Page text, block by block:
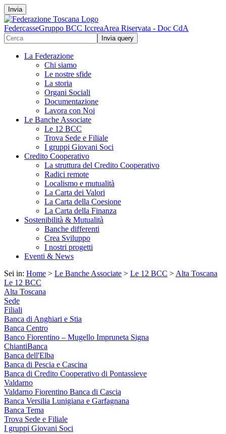
Invia
FedercasseGruppo BCC IccreaArea Riservata - Doc CdA
La Federazione
Chi siamo
Le nostre sfide
La storia
Organi Sociali
Documentazione
Lavora con Noi
Le Banche Associate
Le 12 BCC
Trova Sede e Filiale
I gruppi Giovani Soci
Credito Cooperativo
La struttura del Credito Cooperativo
Radici remote
Localismo e mutualità
La Carta dei Valori
La Carta della Coesione
La Carta della Finanza
Sostenibilità & Mutualità
Banche differenti
Crea Sviluppo
I nostri progetti
Eventi & News
Sei in: Home > Le Banche Associate > Le 12 BCC > Alta Toscana
Le 12 BCC
Alta Toscana
Sede
Filiali
Banca di Anghiari e Stia
Banca Centro
Banco Fiorentino – Mugello Impruneta Signa
ChiantiBanca
Banca dell'Elba
Banca di Pescia e Cascina
Banca di Credito Cooperativo di Pontassieve
Valdarno
Valdarno Fiorentino Banca di Cascia
Banca Versilia Lunigiana e Garfagnana
Banca Tema
Trova Sede e Filiale
I gruppi Giovani Soci